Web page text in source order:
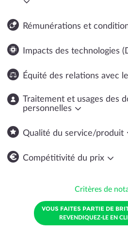
Rémunérations et
Impacts des technologies
Équité des relations avec
Traitement et usages des
personnelles
Qualité du service/produit
Compétitivité du prix
Critères de
VOUS FAITES PARTIE DE
REVENDIQUEZ-LE EN